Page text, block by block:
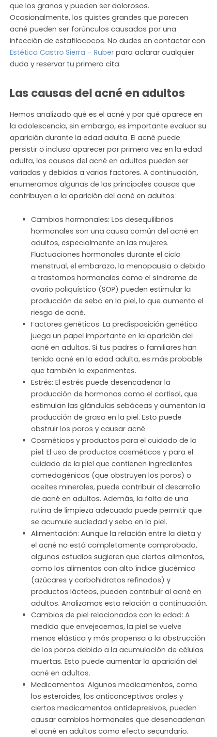
que los granos y pueden ser dolorosos.
Ocasionalmente, los quistes grandes que parecen
acné pueden ser forúnculos causados ​​por una
infección de estafilococos. No dudes en contactar con
Estética Castro Sierra – Ruber para aclarar cualquier
duda y reservar tu primera cita.
Las causas del acné en adultos
Hemos analizado qué es el acné y por qué aparece en
la adolescencia, sin embargo, es importante evaluar su
aparición durante la edad adulta. El acné puede
persistir o incluso aparecer por primera vez en la edad
adulta, las causas del acné en adultos pueden ser
variadas y debidas a varios factores. A continuación,
enumeramos algunas de las principales causas que
contribuyen a la aparición del acné en adultos:
Cambios hormonales: Los desequilibrios
hormonales son una causa común del acné en
adultos, especialmente en las mujeres.
Fluctuaciones hormonales durante el ciclo
menstrual, el embarazo, la menopausia o debido
a trastornos hormonales como el síndrome de
ovario poliquístico (SOP) pueden estimular la
producción de sebo en la piel, lo que aumenta el
riesgo de acné.
Factores genéticos: La predisposición genética
juega un papel importante en la aparición del
acné en adultos. Si tus padres o familiares han
tenido acné en la edad adulta, es más probable
que también lo experimentes.
Estrés: El estrés puede desencadenar la
producción de hormonas como el cortisol, que
estimulan las glándulas sebáceas y aumentan la
producción de grasa en la piel. Esto puede
obstruir los poros y causar acné.
Cosméticos y productos para el cuidado de la
piel: El uso de productos cosméticos y para el
cuidado de la piel que contienen ingredientes
comedogénicos (que obstruyen los poros) o
aceites minerales, puede contribuir al desarrollo
de acné en adultos. Además, la falta de una
rutina de limpieza adecuada puede permitir que
se acumule suciedad y sebo en la piel.
Alimentación: Aunque la relación entre la dieta y
el acné no está completamente comprobada,
algunos estudios sugieren que ciertos alimentos,
como los alimentos con alto índice glucémico
(azúcares y carbohidratos refinados) y
productos lácteos, pueden contribuir al acné en
adultos. Analizamos esta relación a continuación.
Cambios de piel relacionados con la edad: A
medida que envejecemos, la piel se vuelve
menos elástica y más propensa a la obstrucción
de los poros debido a la acumulación de células
muertas. Esto puede aumentar la aparición del
acné en adultos.
Medicamentos: Algunos medicamentos, como
los esteroides, los anticonceptivos orales y
ciertos medicamentos antidepresivos, pueden
causar cambios hormonales que desencadenan
el acné en adultos como efecto secundario.